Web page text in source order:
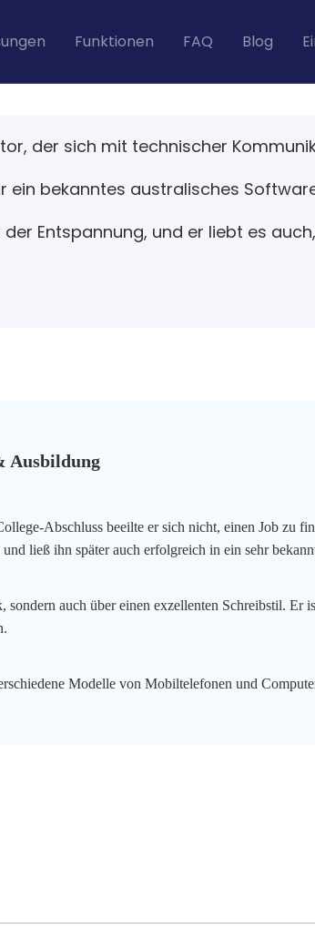
Funktionen FAQ Blog
der sich mit technischer
ein bekanntes australisches
Entspannung, und er liebt es
Ausbildung
Abschluss beeilte er sich nicht, einen Job zu
ließ ihn später auch erfolgreich in ein sehr
auch über einen exzellenten Schreibstil. Er
Modelle von Mobiltelefonen und